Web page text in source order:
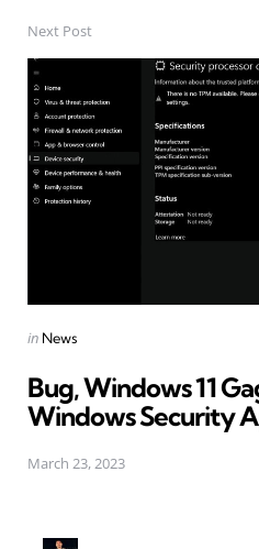
Next Post
Posted
in News
Bug, Windows 11
Windows Security
March 23, 2023